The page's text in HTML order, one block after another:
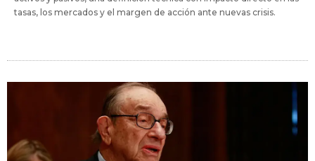
tasas, los mercados y el margen de acción ante nuevas crisis.